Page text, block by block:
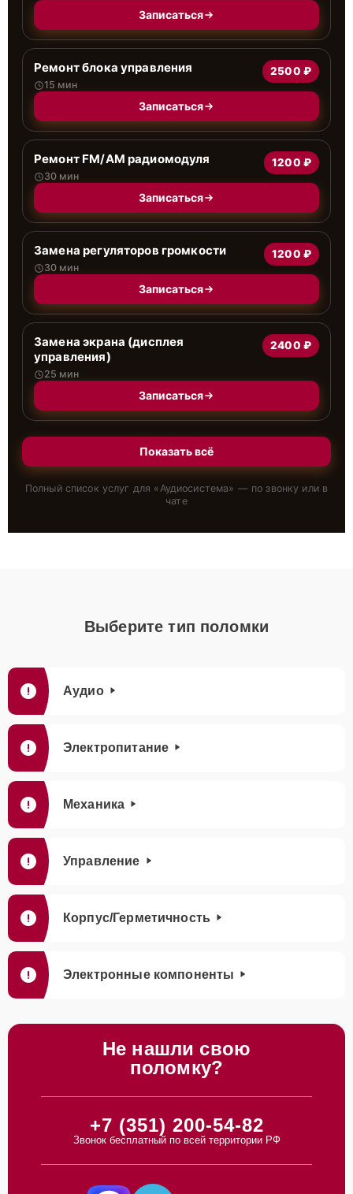
Записаться
Ремонт блока управления
15 мин
2500 ₽
Записаться
Ремонт FM/AM радиомодуля
30 мин
1200 ₽
Записаться
Замена регуляторов громкости
30 мин
1200 ₽
Записаться
Замена экрана (дисплея
управления)
25 мин
2400 ₽
Записаться
Показать всё
Полный список услуг для «Аудиосистема» — по звонку или в
чате
Выберите тип поломки
Аудио
Электропитание
Механика
Управление
Корпус/Герметичность
Электронные компоненты
Не нашли свою
поломку?
+7 (351) 200-54-82
Звонок бесплатный по всей территории РФ